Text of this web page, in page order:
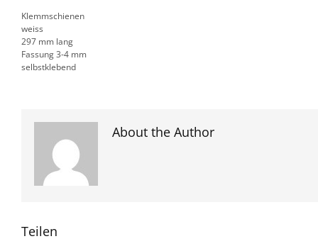
Klemmschienen
weiss
297 mm lang
Fassung 3-4 mm
selbstklebend
About the Author
Teilen